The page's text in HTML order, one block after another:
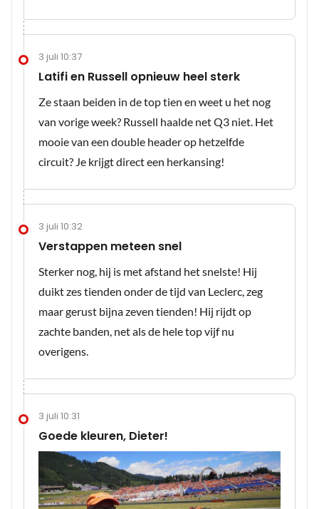
3 juli 10:37
Latifi en Russell opnieuw heel sterk
Ze staan beiden in de top tien en weet u het nog
van vorige week? Russell haalde net Q3 niet. Het
mooie van een double header op hetzelfde
circuit? Je krijgt direct een herkansing!
3 juli 10:32
Verstappen meteen snel
Sterker nog, hij is met afstand het snelste! Hij
duikt zes tienden onder de tijd van Leclerc, zeg
maar gerust bijna zeven tienden! Hij rijdt op
zachte banden, net als de hele top vijf nu
overigens.
3 juli 10:31
Goede kleuren, Dieter!